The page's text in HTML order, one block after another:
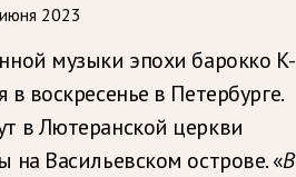
2023
музыки эпохи барокко K-
в воскресенье в Петербурге.
в Лютеранской церкви
на Васильевском острове. «